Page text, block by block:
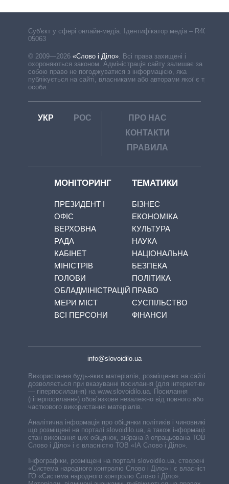
Cуб'єкт у сфері онлайн-медіа. Ідентифікатор медіа – R40-
05063
© 2009—2026 «Слово і Діло». Всі права захищені і
охороняються законом. Адміністрація сайту залишає за
собою право не погоджуватися з інформацією, яка
публікується на сайті, власниками або авторами якої є треті
особи.
УКР РОС
ПРО НАС
КОНТАКТИ
ПРАВИЛА
МОНІТОРИНГ
ПРЕЗИДЕНТ І
ОФІС
ВЕРХОВНА
РАДА
КАБІНЕТ
МІНІСТРІВ
ГОЛОВИ
ОБЛАДМІНІСТРАЦІЙ
МЕРИ МІСТ
ВСІ ПЕРСОНИ
ТЕМАТИКИ
БІЗНЕС
ЕКОНОМІКА
КУЛЬТУРА
НАУКА
НАЦІОНАЛЬНА
БЕЗПЕКА
ПОЛІТИКА
ПРАВО
СУСПІЛЬСТВО
ФІНАНСИ
info@slovoidilo.ua
Використання будь-яких матеріалів, розміщених на сайті,
дозволяється при вказуванні посилання (для інтернет-видань
— гіперпосилання) на www.slovoidilo.ua. Посилання
(гіперпосилання) обов’язкове незалежно від повного або
часткового використання матеріалів.
Аналітична інформація про обіцянки політиків і чиновників,
що розміщені на порталі slovoidilo.ua, а також інформація про
стан виконання цих обіцянок, зібрана й опрацьована ТОВ «ІА
Слово і Діло» і є власністю ТОВ «ІА Слово і Діло».
Інфографіки, розміщені на порталі slovoidilo.ua, створені ГО
«Система народного контролю Слово і Діло» і є власністю
ГО «Система народного контролю Слово і Діло».